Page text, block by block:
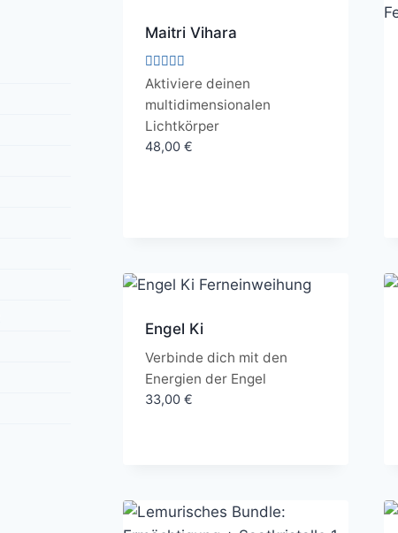
Maitri Vihara
Bewertet
mit
5.00
von 5
Aktiviere deinen
multidimensionalen
Lichtkörper
48,00 €
Engel Ki
Verbinde dich mit den
Energien der Engel
33,00 €